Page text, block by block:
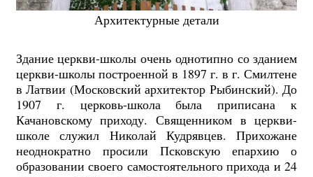
Архитектурные детали
Здание церкви-школы очень однотипно со зданием
церкви-школы построенной в 1897 г. в г. Смилтене
в Латвии (Московский архитектор Рыбинский). До
1907 г. церковь-школа была приписана к
Качановскому приходу. Священником в церкви-
школе служил Николай Кудрявцев. Прихожане
неоднократно просили Псковскую епархию о
образовании своего самостоятельного прихода и 24